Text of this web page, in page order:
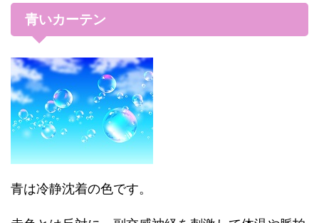
青いカーテン
青は冷静沈着の色です。